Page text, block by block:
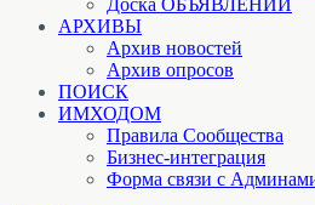
АРХИВЫ
Архив новостей
Архив опросов
ПОИСК
ИМХОДОМ
Правила Сообщества
Бизнес-интеграция
Форма связи с